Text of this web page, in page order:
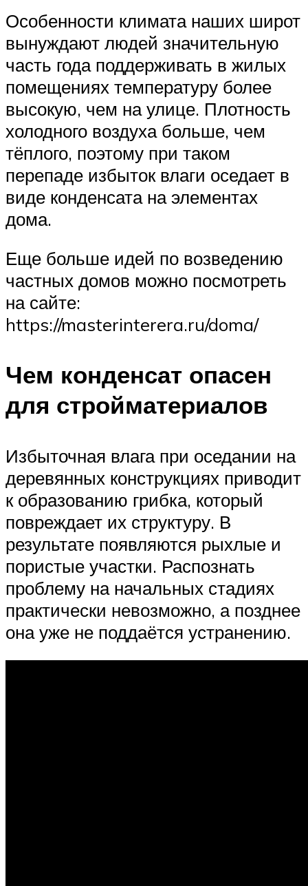
Особенности климата наших широт
вынуждают людей значительную
часть года поддерживать в жилых
помещениях температуру более
высокую, чем на улице. Плотность
холодного воздуха больше, чем
тёплого, поэтому при таком
перепаде избыток влаги оседает в
виде конденсата на элементах
дома.
Еще больше идей по возведению
частных домов можно посмотреть
на сайте:
https://masterinterera.ru/doma/
Чем конденсат опасен
для стройматериалов
Избыточная влага при оседании на
деревянных конструкциях приводит
к образованию грибка, который
повреждает их структуру. В
результате появляются рыхлые и
пористые участки. Распознать
проблему на начальных стадиях
практически невозможно, а позднее
она уже не поддаётся устранению.